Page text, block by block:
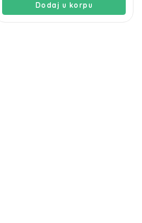
Dodaj u korpu